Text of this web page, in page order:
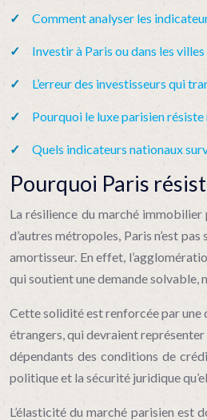
Comment analyser les
Investir à Paris ou dans les
L’erreur des investisseurs qui
Pourquoi le luxe parisien
Quels indicateurs nationaux
Pourquoi Paris
La résilience du marché
d’autres métropoles, Paris n’est
amortisseur. En effet,
qui soutient une demande solvable,
Cette solidité est renforcée par une
étrangers, qui devraient représenter
dépendants des conditions de
politique et la sécurité juridique
L’élasticité du marché parisien est